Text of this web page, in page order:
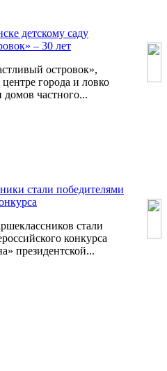
детскому саду
– 30 лет
островок»,
города и ловко
частного...
стали победителями
стали
конкурса
президентской...